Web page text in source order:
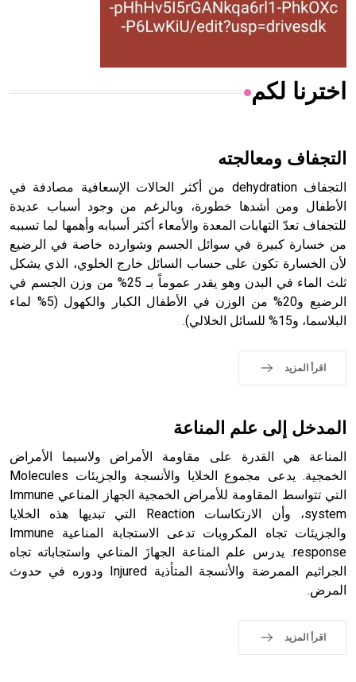
من مادة كربونات الكلسيوم، وهو أحمر أو شديد الحمرة وهو
أجود أنواعه، ويمتاز بكبر الحجم ويسمى الش
هل تعلم أن الأبسيد كلمة فرنسية اللفظ تم اعتمادها مصطلحاً
- هل تعلم أن أبجر Abgar اسم معروف جيداً يعود إلى عدد من
الملوك الذين حكموا مدينة إديسا (الرها) من أبجر الأول وحتى
التاسع، وهم ينتسبون إلى أسرة أوسروين
sign تكتب منفصلة غير متصلة، وتعتمد المبدأ الأكوروفوني،
اخترنا لكم
التجفاف ومعالجته
التجفاف dehydration من أكثر الحالات الإسعافية مصادفة في
الأطفال ومن أشدها خطورة، وبالرغم من وجود أسباب عديدة
للتجفاف تعدّ التهابات المعدة والأمعاء أكثر أسبابه وأهمها لما تسببه
من خسارة كبيرة في سوائل الجسم وشوارده خاصة في الرضيع
لأن الخسارة تكون على حساب السائل خارج الخلوي، الذي يشكل
ثلث الماء في البدن وهو يقدر عموماً بـ 25% من وزن الجسم في
الرضيع و20% من الوزن في الأطفال الكبار والكهول (5% لماء
البلاسما، و15% للسائل الخلالي).
اقرأ المزيد
المدخل إلى علم المناعة
المناعة هي القدرة على مقاومة الأمراض ولاسيما الأمراض
الخمجية. يدعى مجموع الخلايا والأنسجة والجزيئات Molecules
التي تتواسط المقاومة للأمراض الخمجية الجهاز المناعي Immune
system، وأن الارتكاسات Reaction التي تبديها هذه الخلايا
والجزيئات تجاه المكروبات تدعى الاستجابة المناعية Immune
response. يدرس علم المناعة الجهازَ المناعي واستجاباته تجاه
الجراثيم الممرضة والأنسجة المتأذية Injured ودوره في حدوث
المرض.
اقرأ المزيد